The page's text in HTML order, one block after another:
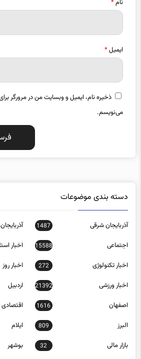
ایمیل*
ذخیره نام، ایمیل و وبسایت من در مرورگر
می‌نویسم.
آذربایجان شرقی
اجتماعی 15588 اخبار
اخبار تکنولوژی 272 اخبار روز
اخبار ورزشی 21392 اردبیل
اصفهان 1616 اقتصادی
البرز 809 ایلام
بازار مالی 32 بوشهر
بین الملل 9623 تبلیغات